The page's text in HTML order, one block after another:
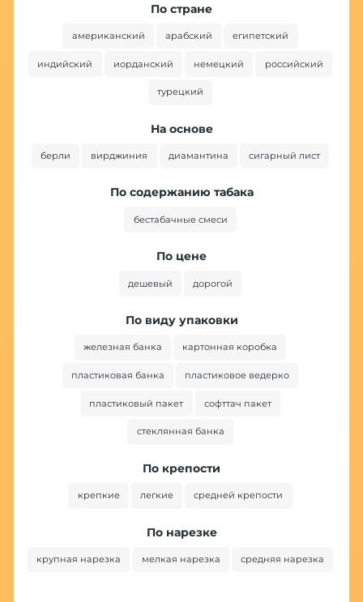
По стране
американский арабский египетский
индийский иорданский немецкий российский
турецкий
На основе
берли вирджиния диамантина сигарный лист
По содержанию табака
бестабачные смеси
По цене
дешевый дорогой
По виду упаковки
железная банка картонная коробка
пластиковая банка пластиковое ведерко
пластиковый пакет софттач пакет
стеклянная банка
По крепости
крепкие легкие средней крепости
По нарезке
крупная нарезка мелкая нарезка средняя нарезка